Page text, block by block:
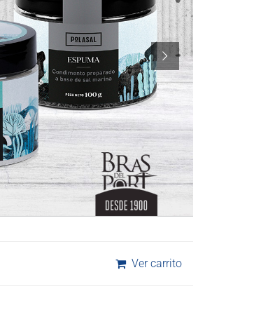
Ver carrito